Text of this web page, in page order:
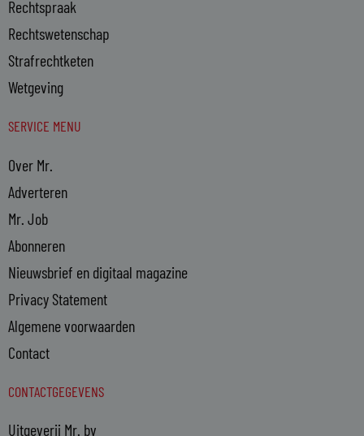
Rechtspraak
Rechtswetenschap
Strafrechtketen
Wetgeving
SERVICE MENU
Over Mr.
Adverteren
Mr. Job
Abonneren
Nieuwsbrief en digitaal magazine
Privacy Statement
Algemene voorwaarden
Contact
CONTACTGEGEVENS
Uitgeverij Mr. bv